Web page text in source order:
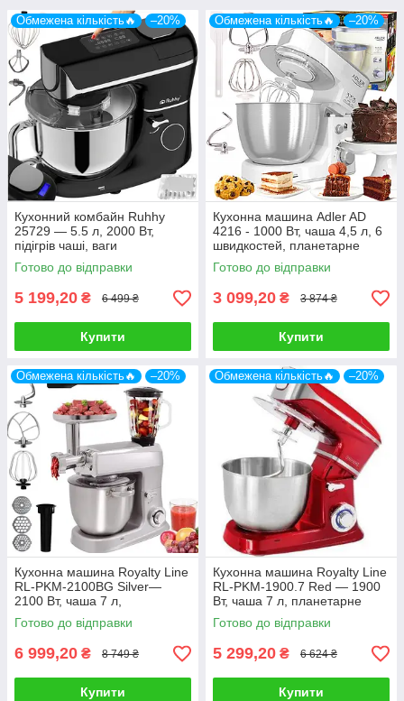
Обмежена кількість🔥 –20%
Кухонний комбайн Ruhhy
25729 — 5.5 л, 2000 Вт,
підігрів чаші, ваги
Готово до відправки
5 199,20 ₴ 6 499 ₴
Купити
Обмежена кількість🔥 –20%
Кухонна машина Adler AD
4216 - 1000 Вт, чаша 4,5 л, 6
швидкостей, планетарне
змішування, 3 насадки
Готово до відправки
3 099,20 ₴ 3 874 ₴
Купити
Обмежена кількість🔥 –20%
Кухонна машина Royalty Line
RL-PKM-2100BG Silver—
2100 Вт, чаша 7 л,
планетарне змішування, 3
насадки
Готово до відправки
6 999,20 ₴ 8 749 ₴
Купити
Обмежена кількість🔥 –20%
Кухонна машина Royalty Line
RL-PKM-1900.7 Red — 1900
Вт, чаша 7 л, планетарне
змішування, 3 насадки
Готово до відправки
5 299,20 ₴ 6 624 ₴
Купити